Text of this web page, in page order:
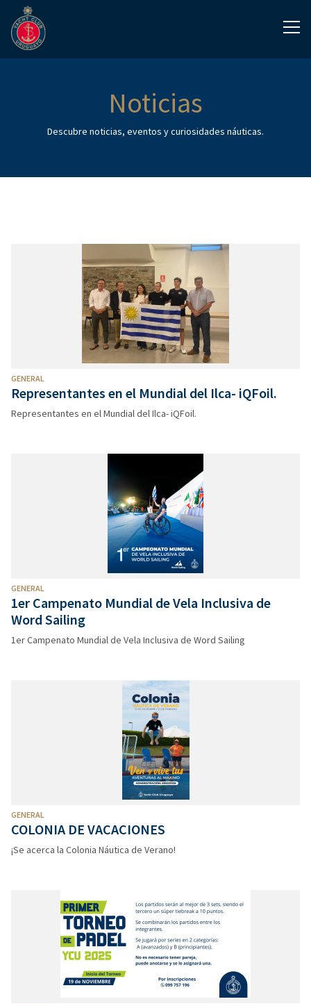
Noticias
Descubre noticias, eventos y curiosidades náuticas.
GENERAL
Representantes en el Mundial del Ilca- iQFoil.
Representantes en el Mundial del Ilca- iQFoil.
GENERAL
1er Campenato Mundial de Vela Inclusiva de
Word Sailing
1er Campenato Mundial de Vela Inclusiva de Word Sailing
GENERAL
COLONIA DE VACACIONES
¡Se acerca la Colonia Náutica de Verano!